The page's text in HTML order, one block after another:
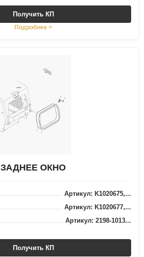
Получить КП
Подробнее >
ЗАДНЕЕ ОКНО
Артикул: K1020675,...
Артикул: K1020677,...
Артикул: 2198-1013...
Получить КП